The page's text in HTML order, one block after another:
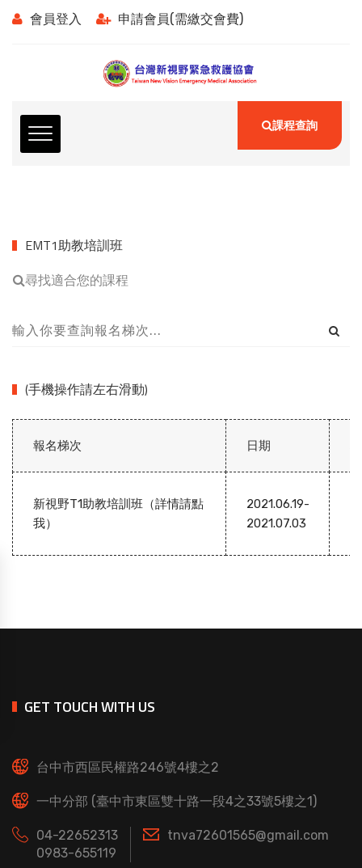
會員登入 申請會員(需繳交會費)
課程查詢
EMT1助教培訓班
尋找適合您的課程
(手機操作請左右滑動)
報名梯次 日期
新視野T1助教培訓班（詳情請點
我）
2021.06.19-
2021.07.03
GET TOUCH WITH US
台中市西區民權路246號4樓之2
一中分部 (臺中市東區雙十路一段4之33號5樓之1)
04-22652313
0983-655119
tnva72601565@gmail.com